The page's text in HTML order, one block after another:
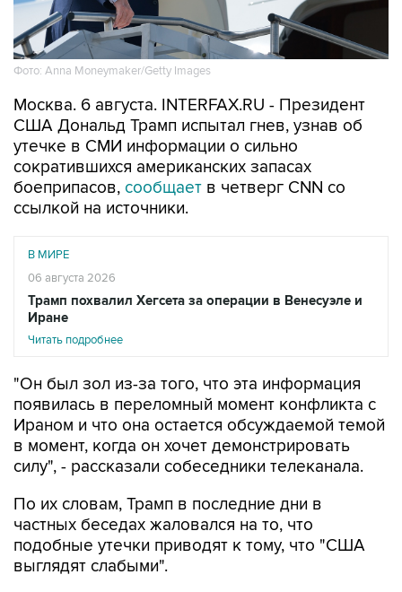
Фото: Anna Moneymaker/Getty Images
Москва. 6 августа. INTERFAX.RU - Президент
США Дональд Трамп испытал гнев, узнав об
утечке в СМИ информации о сильно
сократившихся американских запасах
боеприпасов, сообщает в четверг CNN со
ссылкой на источники.
В МИРЕ
06 августа 2026
Трамп похвалил Хегсета за операции в Венесуэле и
Иране
Читать подробнее
"Он был зол из-за того, что эта информация
появилась в переломный момент конфликта с
Ираном и что она остается обсуждаемой темой
в момент, когда он хочет демонстрировать
силу", - рассказали собеседники телеканала.
По их словам, Трамп в последние дни в
частных беседах жаловался на то, что
подобные утечки приводят к тому, что "США
выглядят слабыми".